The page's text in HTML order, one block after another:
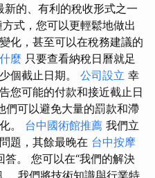
新的、有利的稅收形式之一
式，您可以更輕鬆地做出
化，甚至可以在稅務建議的
麼 只要查看納稅日曆就足
個截止日期。 公司設立 幸
您可能的付款和接近截止日
們可以避免大量的罰款和滯
。 台中國術館推薦 我們立
題，其餘最晚在 台中按摩
答。 您可以在“我們的解決
我們將技術知識與行業特